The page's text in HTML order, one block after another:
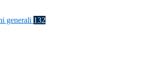
generali 132